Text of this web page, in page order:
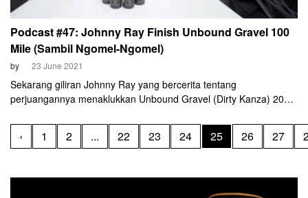
Podcast #47: Johnny Ray Finish Unbound Gravel 100
Mile (Sambil Ngomel-Ngomel)
by 23 June 2021
Sekarang giliran Johnny Ray yang bercerita tentang
perjuangannya menaklukkan Unbound Gravel (Dirty Kanza) 2021
finis di ajang ini.
‹ 1 2 ... 22 23 24 25 26 27